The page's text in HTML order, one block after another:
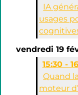
IA
usages
vendredi 19
15:30 -
Quand
moteur